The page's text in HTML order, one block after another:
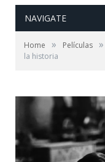
NAVIGATE
Home » Películas »
la historia